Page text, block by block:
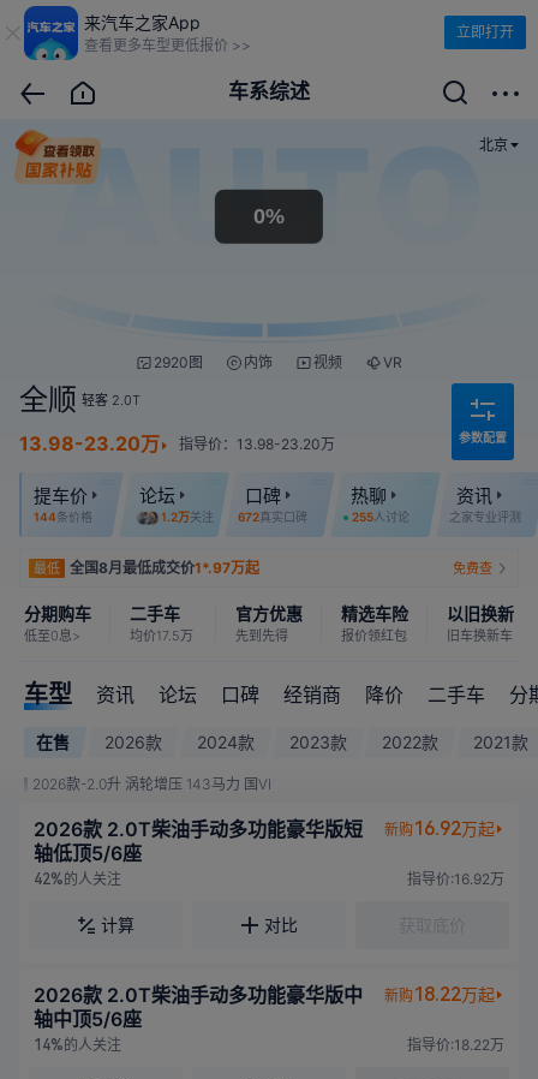
来汽车之家App
查看更多车型更低报价 >>
立即打开
车系综述
北京
2920图 内饰 视频 VR
全顺 轻客 2.0T
13.98-23.20万 指导价：13.98-23.20万 参数配置
提车价
144条价格
论坛
1.2万关注
口碑
672真实口碑
热聊
255人讨论
资讯
之家专业评测
最低 全国8月最低成交价1*.97万起 免费查
分期购车
低至0息>
二手车
均价17.5万
官方优惠
先到先得
精选车险
报价领红包
以旧换新
旧车换新车
车型 资讯 论坛 口碑 经销商 降价 二手车 分
在售 2026款 2024款 2023款 2022款 2021款
2026款-2.0升 涡轮增压 143马力 国VI
2026款 2.0T柴油手动多功能豪华版短
轴低顶5/6座
新购 16.92万起
42%的人关注 指导价:16.92万
计算 对比
2026款 2.0T柴油手动多功能豪华版中
轴中顶5/6座
新购 18.22万起
14%的人关注 指导价:18.22万